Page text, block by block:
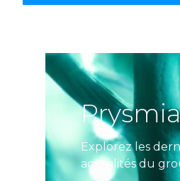
Explorez les
actualités du